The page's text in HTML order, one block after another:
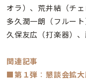
オラ）、荒井結（チ
多久潤一朗（フルー
久保友広（打楽器）、
関連記事
■第１弾 ：懇談会拡